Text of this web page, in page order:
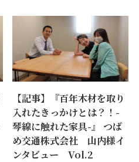
【記事】『百年木材を取り
入れたきっかけとは？！-
琴線に触れた家具-』 つば
め交通株式会社 山内様イ
ンタビュー Vol.2